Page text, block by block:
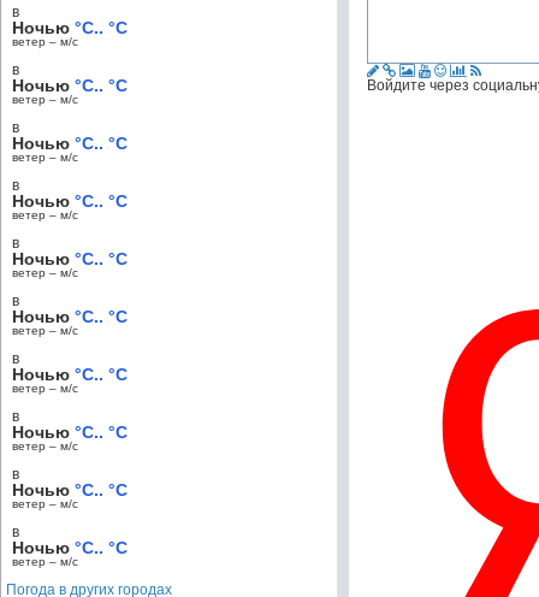
Войдите через
в
Ночью °C.. °C
ветер – м/c
в
Ночью °C.. °C
ветер – м/c
в
Ночью °C.. °C
ветер – м/c
в
Ночью °C.. °C
ветер – м/c
в
Ночью °C.. °C
ветер – м/c
в
Ночью °C.. °C
ветер – м/c
в
Ночью °C.. °C
ветер – м/c
в
Ночью °C.. °C
ветер – м/c
в
Ночью °C.. °C
ветер – м/c
в
Ночью °C.. °C
ветер – м/c
Погода в других городах